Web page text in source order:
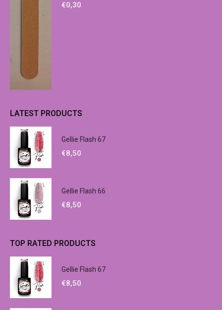
€0,30
LATEST PRODUCTS
Gellie Flash 67
€8,50
Gellie Flash 66
€8,50
TOP RATED PRODUCTS
Gellie Flash 67
€8,50